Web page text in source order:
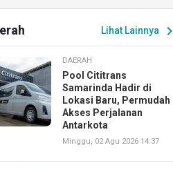
Lihat Lainnya chevron_right
DAERAH
Pool Cititrans
Samarinda Hadir di
Lokasi Baru, Permudah
Akses Perjalanan
Antarkota
Minggu, 02 Agu 2026 14:37